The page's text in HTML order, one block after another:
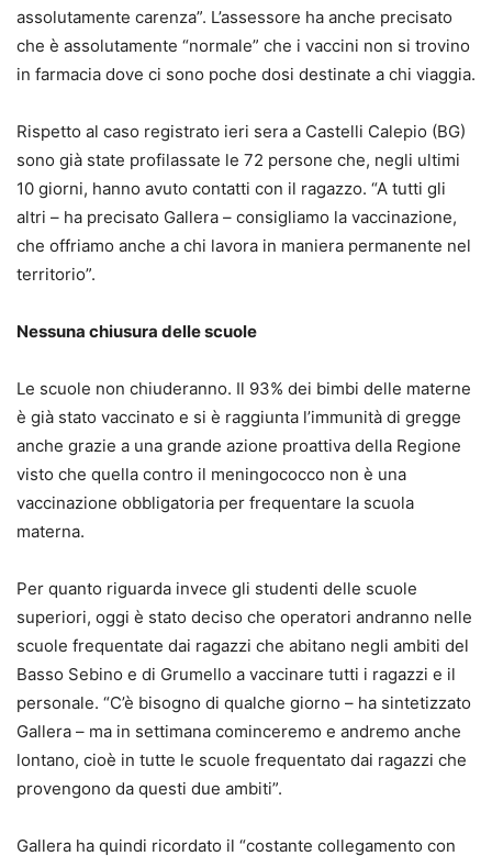
assolutamente carenza”. L’assessore ha anche precisato
che è assolutamente “normale” che i vaccini non si trovino
in farmacia dove ci sono poche dosi destinate a chi viaggia.
Rispetto al caso registrato ieri sera a Castelli Calepio (BG)
sono già state profilassate le 72 persone che, negli ultimi
10 giorni, hanno avuto contatti con il ragazzo. “A tutti gli
altri – ha precisato Gallera – consigliamo la vaccinazione,
che offriamo anche a chi lavora in maniera permanente nel
territorio”.
Nessuna chiusura delle scuole
Le scuole non chiuderanno. Il 93% dei bimbi delle materne
è già stato vaccinato e si è raggiunta l’immunità di gregge
anche grazie a una grande azione proattiva della Regione
visto che quella contro il meningococco non è una
vaccinazione obbligatoria per frequentare la scuola
materna.
Per quanto riguarda invece gli studenti delle scuole
superiori, oggi è stato deciso che operatori andranno nelle
scuole frequentate dai ragazzi che abitano negli ambiti del
Basso Sebino e di Grumello a vaccinare tutti i ragazzi e il
personale. “C’è bisogno di qualche giorno – ha sintetizzato
Gallera – ma in settimana cominceremo e andremo anche
lontano, cioè in tutte le scuole frequentato dai ragazzi che
provengono da questi due ambiti”.
Gallera ha quindi ricordato il “costante collegamento con